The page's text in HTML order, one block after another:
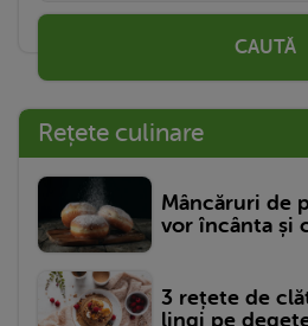
CAUTĂ
Rețete culinare
Mâncăruri de
vor încânta și
3 rețete de
lingi pe